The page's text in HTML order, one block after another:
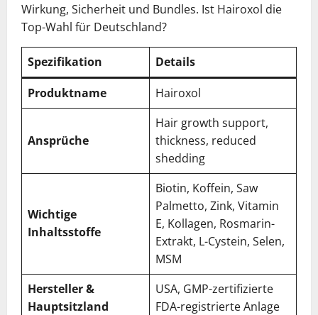
Wirkung, Sicherheit und Bundles. Ist Hairoxol die
Top-Wahl für Deutschland?
Spezifikation
Details
Produktname
Hairoxol
Ansprüche
Hair growth support,
thickness, reduced
shedding
Wichtige
Inhaltsstoffe
Biotin, Koffein, Saw
Palmetto, Zink, Vitamin
E, Kollagen, Rosmarin-
Extrakt, L-Cystein, Selen,
MSM
Hersteller &
Hauptsitzland
USA, GMP-zertifizierte
FDA-registrierte Anlage